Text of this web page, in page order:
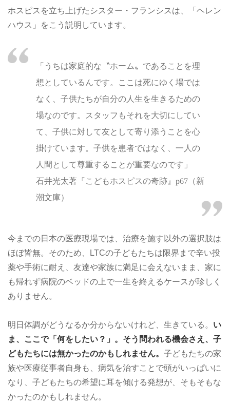
ホスピスを立ち上げたシスター・フランシスは、「ヘレン
ハウス」をこう説明しています。
「うちは家庭的な〝ホーム〟であることを理
想としているんです。ここは死にゆく場では
なく、子供たちが自分の人生を生きるための
場なのです。スタッフもそれを大切にしてい
て、子供に対して友として寄り添うことを心
掛けています。子供を患者ではなく、一人の
人間として尊重することが重要なのです」
石井光太著『こどもホスピスの奇跡』p67（新
潮文庫）
今までの日本の医療現場では、治療を施す以外の選択肢は
ほぼ皆無。そのため、LTCの子どもたちは限界まで辛い投
薬や手術に耐え、友達や家族に満足に会えないまま、家に
も帰れず病院のベッドの上で一生を終えるケースが珍しく
ありません。
明日体調がどうなるか分からないけれど、生きている。 い
ま、ここで「何をしたい？」。そう問われる機会さえ、子
どもたちには無かったのかもしれません。 子どもたちの家
族や医療従事者自身も、病気を治すことで頭がいっぱいに
なり、子どもたちの希望に耳を傾ける発想が、そもそもな
かったのかもしれません。